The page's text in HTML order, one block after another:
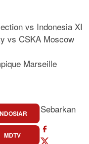
vs Indonesia XI
vs CSKA Moscow
Marseille
MDTV
Sebarkan